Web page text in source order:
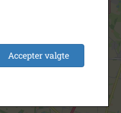
Accepter valgte